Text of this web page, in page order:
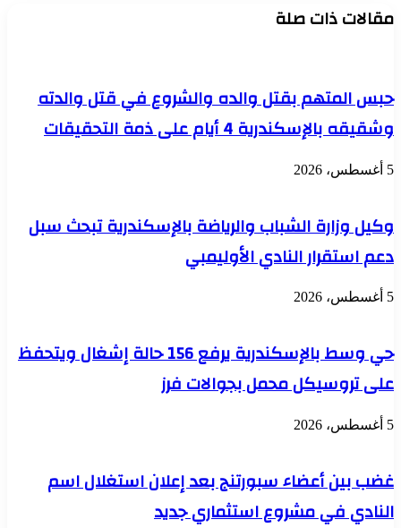
لتضامن
عربي
الرصف
كفاءة
الطرق
الحيوية
مقالات ذات صلة
حبس المتهم بقتل والده والشروع في قتل والدته
وشقيقه بالإسكندرية 4 أيام على ذمة التحقيقات
5 أغسطس، 2026
وكيل وزارة الشباب والرياضة بالإسكندرية تبحث سبل
دعم استقرار النادي الأوليمبي
5 أغسطس، 2026
حي وسط بالإسكندرية يرفع 156 حالة إشغال ويتحفظ
على تروسيكل محمل بجوالات فرز
5 أغسطس، 2026
غضب بين أعضاء سبورتنج بعد إعلان استغلال اسم
النادي في مشروع استثماري جديد